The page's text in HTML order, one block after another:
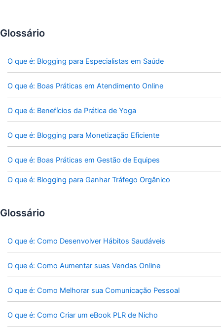
Glossário
O que é: Blogging para Especialistas em Saúde
O que é: Boas Práticas em Atendimento Online
O que é: Benefícios da Prática de Yoga
O que é: Blogging para Monetização Eficiente
O que é: Boas Práticas em Gestão de Equipes
O que é: Blogging para Ganhar Tráfego Orgânico
Glossário
O que é: Como Desenvolver Hábitos Saudáveis
O que é: Como Aumentar suas Vendas Online
O que é: Como Melhorar sua Comunicação Pessoal
O que é: Como Criar um eBook PLR de Nicho